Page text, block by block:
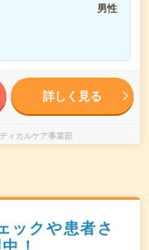
男性
詳しく見る
ィカルケア事業部
ックや患者さ
！